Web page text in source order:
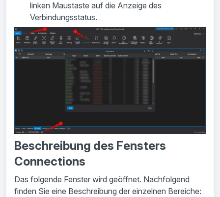
linken Maustaste auf die Anzeige des
Verbindungsstatus.
Beschreibung des Fensters
Connections
Das folgende Fenster wird geöffnet. Nachfolgend
finden Sie eine Beschreibung der einzelnen Bereiche: